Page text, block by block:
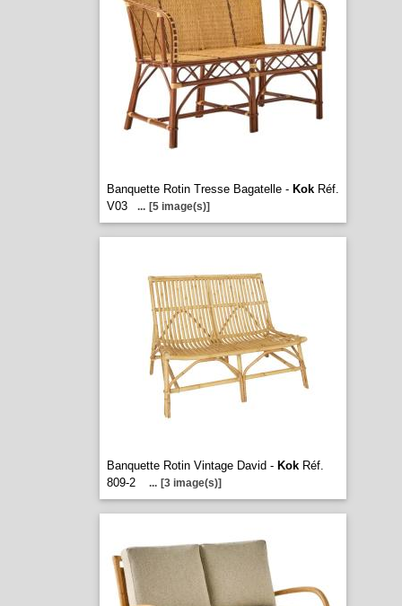
Banquette Rotin Tresse Bagatelle - KokRéf.
V03
... [5 image(s)]
Banquette Rotin Vintage David - KokRéf.
809-2
... [3 image(s)]